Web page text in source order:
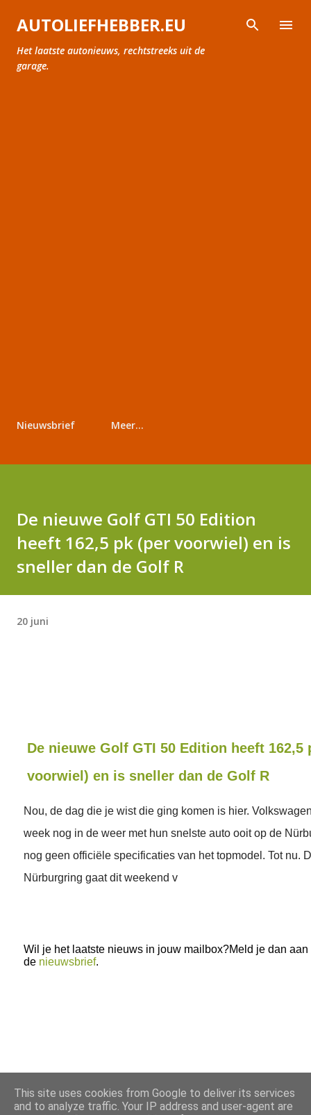
Doorgaan naar hoofdcontent
AUTOLIEFHEBBER.EU
Het laatste autonieuws, rechtstreeks uit de
garage.
Nieuwsbrief Meer…
De nieuwe Golf GTI 50 Edition
heeft 162,5 pk (per voorwiel) en is
sneller dan de Golf R
20 juni
De nieuwe Golf GTI 50 Edition heeft 162,5
voorwiel) en is sneller dan de Golf R
Nou, de dag die je wist die ging komen is hier.
week nog in de weer met hun snelste auto ooit op de
nog geen officiële specificaties van het topmodel. Tot nu.
Nürburgring gaat dit weekend v
Wil je het laatste nieuws in jouw mailbox?Meld je dan aan
de nieuwsbrief.
This site uses cookies from Google to deliver its services
and to analyze traffic. Your IP address and user-agent are